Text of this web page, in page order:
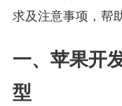
求及注意事项，帮
一、苹果开
型